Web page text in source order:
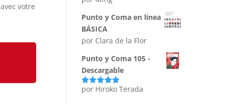
avec votre
5
Punto y Coma en línea
BÁSICA
por Clara de la Flor
Punto y Coma 105 -
Descargable
Valorado
por Hiroko Terada